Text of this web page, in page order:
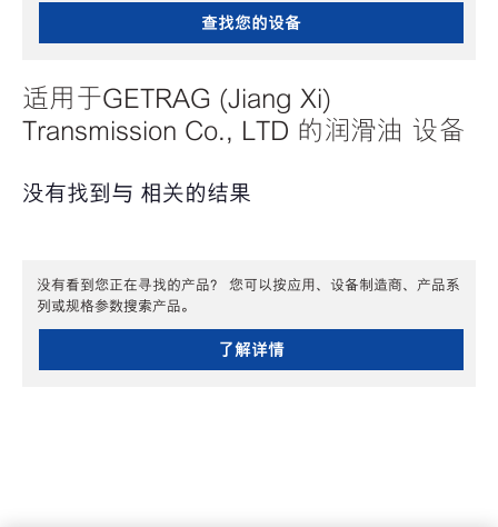
查找您的设备
适用于GETRAG (Jiang Xi)
Transmission Co., LTD 的润滑油 设备
没有找到与 相关的结果
没有看到您正在寻找的产品？ 您可以按应用、设备制造商、产品系
列或规格参数搜索产品。
了解详情